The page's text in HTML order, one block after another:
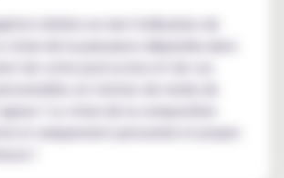
n'altère en rien l'utilisation de
choix de la puissance dépendra alors
! Le choix de la composition
et uniquement personnel et propre
!